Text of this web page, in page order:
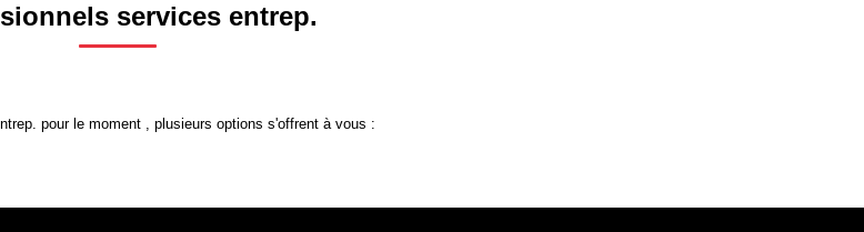
services entrep.
pour le moment , plusieurs options s'offrent à vous :